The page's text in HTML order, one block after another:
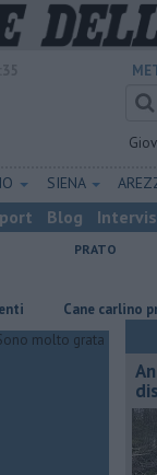
SIENA
Blog
PRATO
Cane carlino precipita